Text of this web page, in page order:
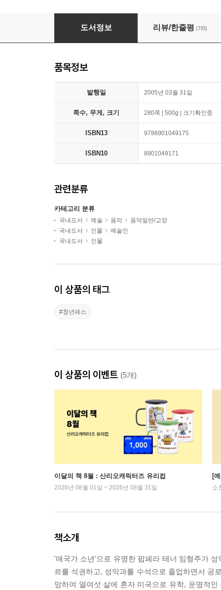
임형주의 Only One
도서정보 리뷰/한줄평 (7/0)
품목정보
발행일 2005년 03월 31일
쪽수, 무게, 크기 280쪽 | 500g | 크기확인중
ISBN13 9788901049175
ISBN10 8901049171
관련분류
카테고리 분류
국내도서 예술 음악
음악일반/교양
국내도서
인물
예술인
국내도서
인물
이 상품의 태그
#청년패스
이 상품의 이벤트 (5개)
이달의 책 8월 : 산리오캐릭터즈 유리컵
2026년 08월 01일 ~ 2026년 08월 31일
[
소
책소개
'애국가 소년’으로 유명한 팝페라 테너 임형주가
르를 석권하고, 성악과를 수석으로 졸업하면서 공
망하여 열여섯 살에 혼자 미국으로 유학, 운명적